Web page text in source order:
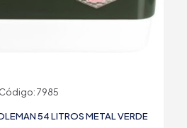
Código: 7985
54 LITROS METAL VERDE